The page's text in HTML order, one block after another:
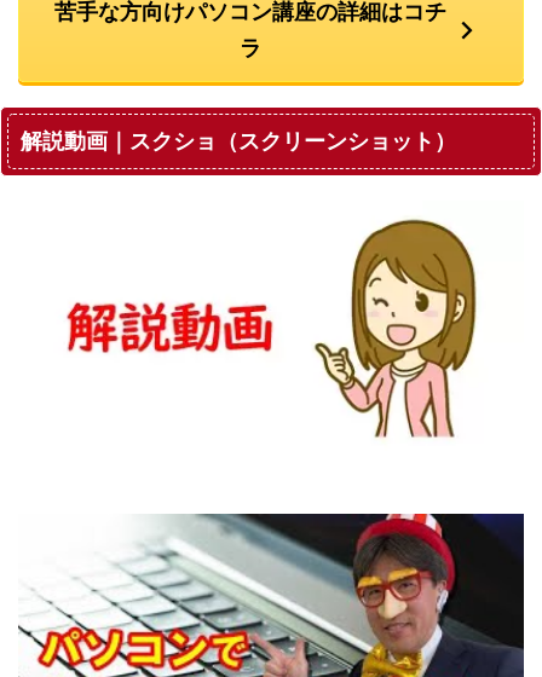
苦手な方向けパソコン講座の詳細はコチ
ラ
解説動画｜スクショ（スクリーンショット）